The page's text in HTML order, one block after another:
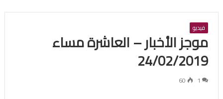
فيديو
موجز الأخبار – العاشرة مساء
24/02/2019
1
60